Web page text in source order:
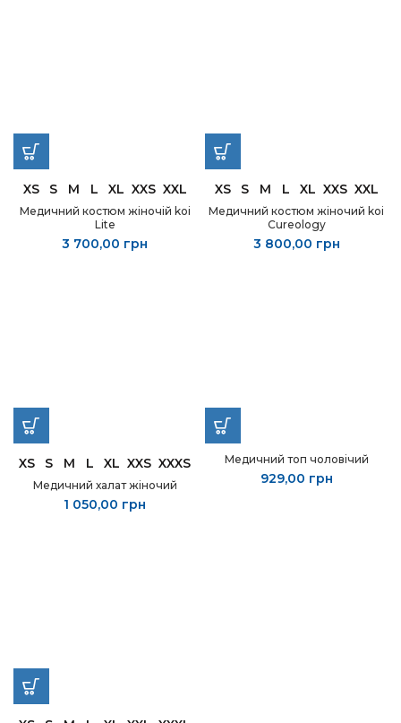
XS S M L XL XXS XXL
Медичний костюм жіночій koi
Lite
3 700,00 грн
XS S M L XL XXS XXL
Медичний костюм жіночий koi
Cureology
3 800,00 грн
XS S M L XL XXS XXXS
Медичний халат жіночий
1 050,00 грн
Медичний топ чоловічий
929,00 грн